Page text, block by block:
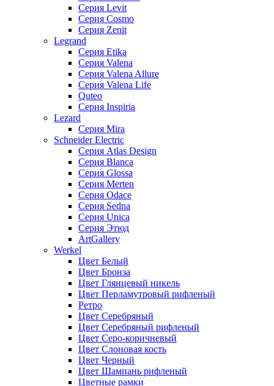
Серия Levit
Серия Cosmo
Серия Zenit
Legrand
Серия Etika
Серия Valena
Серия Valena Allure
Серия Valena Life
Quteo
Серия Inspiria
Lezard
Серия Mira
Schneider Electric
Серия Atlas Design
Серия Blanca
Серия Glossa
Серия Merten
Серия Odace
Серия Sedna
Серия Unica
Серия Этюд
ArtGallery
Werkel
Цвет Белый
Цвет Бронза
Цвет Глянцевый никель
Цвет Перламутровый рифленый
Ретро
Цвет Серебряный
Цвет Серебряный рифленый
Цвет Серо-коричневый
Цвет Слоновая кость
Цвет Черный
Цвет Шампань рифленый
Цветные рамки